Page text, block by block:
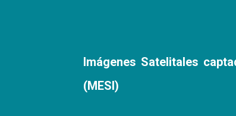
Imágenes Satelitales
(MESI)